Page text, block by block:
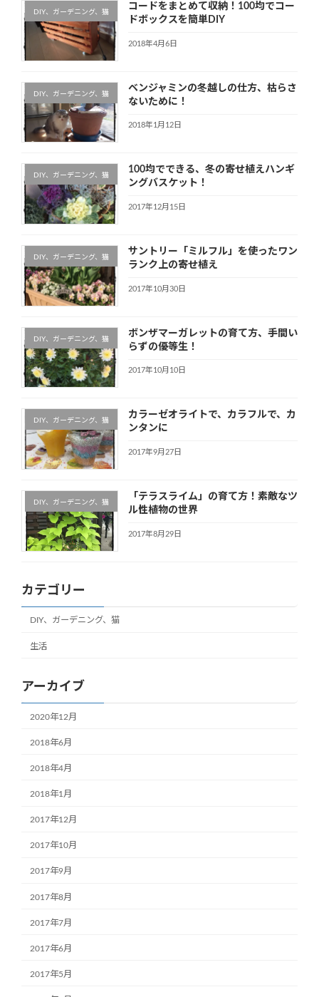
DIY、ガーデニング、猫
コードをまとめて収納！100均でコー
ドボックスを簡単DIY
2018年4月6日
DIY、ガーデニング、猫
ベンジャミンの冬越しの仕方、枯らさ
ないために！
2018年1月12日
DIY、ガーデニング、猫
100均でできる、冬の寄せ植えハンギ
ングバスケット！
2017年12月15日
DIY、ガーデニング、猫
サントリー「ミルフル」を使ったワン
ランク上の寄せ植え
2017年10月30日
DIY、ガーデニング、猫
ボンザマーガレットの育て方、手間い
らずの優等生！
2017年10月10日
DIY、ガーデニング、猫
カラーゼオライトで、カラフルで、カ
ンタンに
2017年9月27日
DIY、ガーデニング、猫
「テラスライム」の育て方！素敵なツ
ル性植物の世界
2017年8月29日
カテゴリー
DIY、ガーデニング、猫
生活
アーカイブ
2020年12月
2018年6月
2018年4月
2018年1月
2017年12月
2017年10月
2017年9月
2017年8月
2017年7月
2017年6月
2017年5月